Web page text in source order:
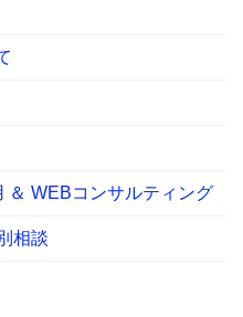
＆ WEBコンサルティング
相談